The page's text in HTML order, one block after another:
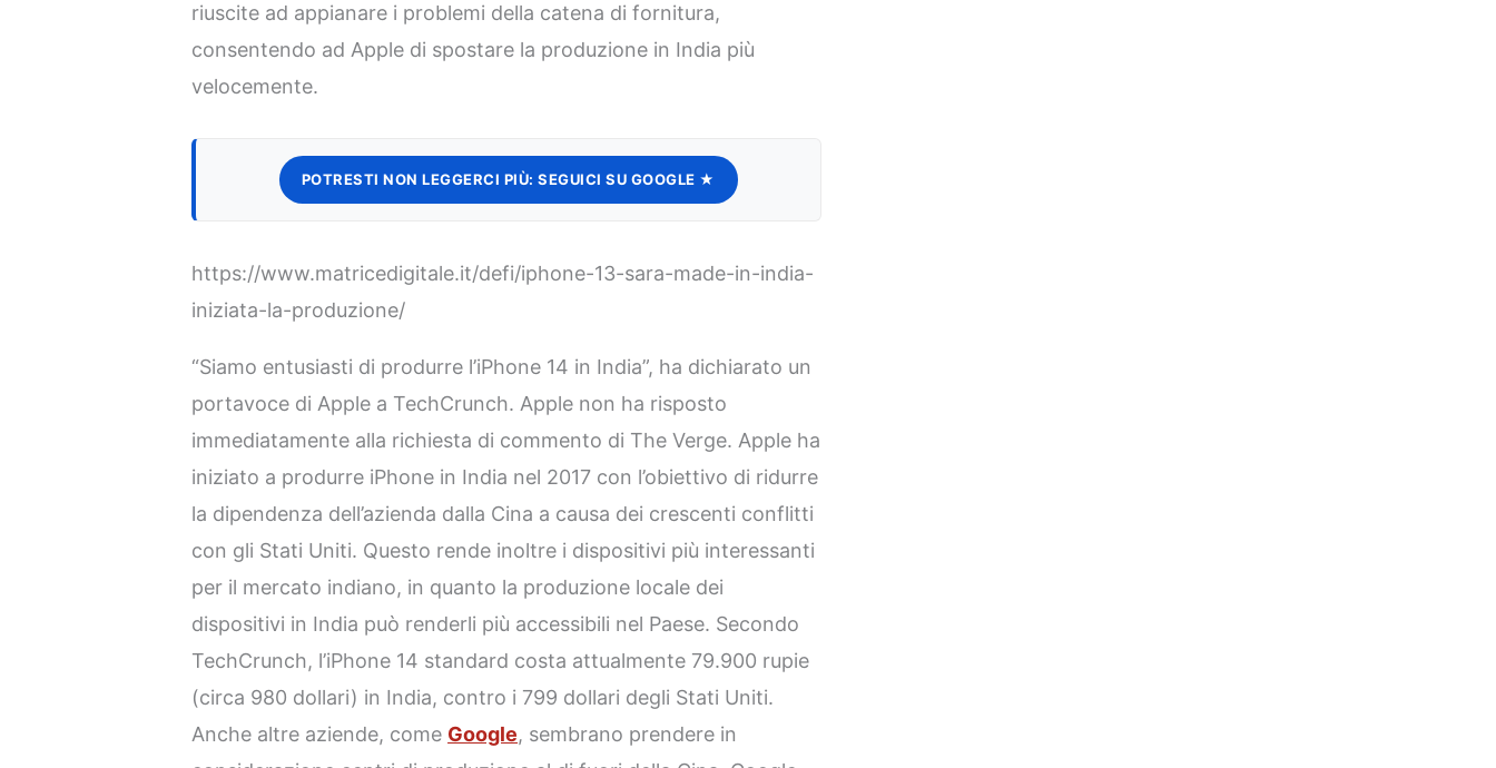
riuscite ad appianare i problemi della catena di fornitura,
consentendo ad Apple di spostare la produzione in India più
velocemente.
POTRESTI NON LEGGERCI PIÙ: SEGUICI SU GOOGLE ★
https://www.matricedigitale.it/defi/iphone-13-sara-made-in-india-
iniziata-la-produzione/
“Siamo entusiasti di produrre l’iPhone 14 in India”, ha dichiarato un
portavoce di Apple a TechCrunch. Apple non ha risposto
immediatamente alla richiesta di commento di The Verge. Apple ha
iniziato a produrre iPhone in India nel 2017 con l’obiettivo di ridurre
la dipendenza dell’azienda dalla Cina a causa dei crescenti conflitti
con gli Stati Uniti. Questo rende inoltre i dispositivi più interessanti
per il mercato indiano, in quanto la produzione locale dei
dispositivi in India può renderli più accessibili nel Paese. Secondo
TechCrunch, l’iPhone 14 standard costa attualmente 79.900 rupie
(circa 980 dollari) in India, contro i 799 dollari degli Stati Uniti.
Anche altre aziende, come Google, sembrano prendere in